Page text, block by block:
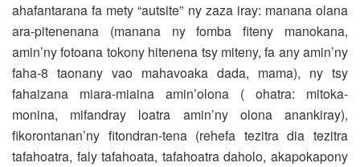
ahafantarana fa mety “autsite” ny zaza iray: manana olana
ara-pitenenana (manana ny fomba fiteny manokana,
amin’ny fotoana tokony hitenena tsy miteny, fa any amin’ny
faha-8 taonany vao mahavoaka dada, mama), ny tsy
fahaizana miara-miaina amin’olona ( ohatra: mitoka-
monina, mifandray loatra amin’ny olona anankiray),
fikorontanan’ny fitondran-tena (rehefa tezitra dia tezitra
tafahoatra, faly tafahoata, tafahoatra daholo, akapokapony